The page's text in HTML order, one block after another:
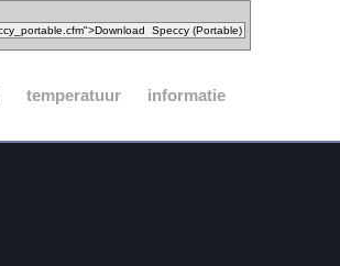
temperatuur informatie